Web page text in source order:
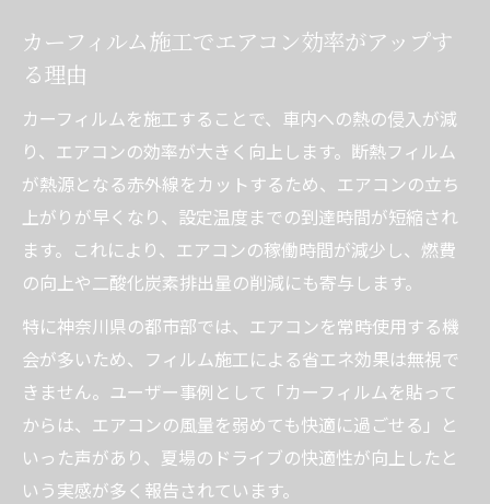
カーフィルム施工でエアコン効率がアップす
る理由
カーフィルムを施工することで、車内への熱の侵入が減
り、エアコンの効率が大きく向上します。断熱フィルム
が熱源となる赤外線をカットするため、エアコンの立ち
上がりが早くなり、設定温度までの到達時間が短縮され
ます。これにより、エアコンの稼働時間が減少し、燃費
の向上や二酸化炭素排出量の削減にも寄与します。
特に神奈川県の都市部では、エアコンを常時使用する機
会が多いため、フィルム施工による省エネ効果は無視で
きません。ユーザー事例として「カーフィルムを貼って
からは、エアコンの風量を弱めても快適に過ごせる」と
いった声があり、夏場のドライブの快適性が向上したと
いう実感が多く報告されています。